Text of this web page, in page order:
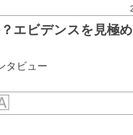
エビデンスを見極
タビュー